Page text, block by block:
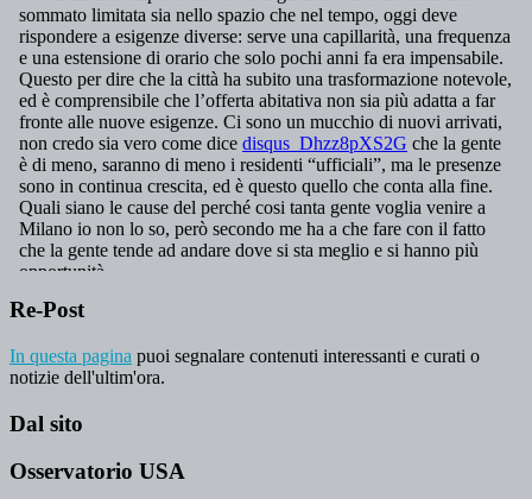
Re-Post
In questa pagina puoi segnalare contenuti interessanti e curati o
notizie dell'ultim'ora.
Dal sito
Osservatorio USA